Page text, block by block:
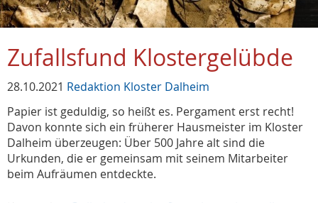
Zufallsfund Klostergelübde
28.10.2021 Redaktion Kloster Dalheim
Papier ist geduldig, so heißt es. Pergament erst recht!
Davon konnte sich ein früherer Hausmeister im Kloster
Dalheim überzeugen: Über 500 Jahre alt sind die
Urkunden, die er gemeinsam mit seinem Mitarbeiter
beim Aufräumen entdeckte.